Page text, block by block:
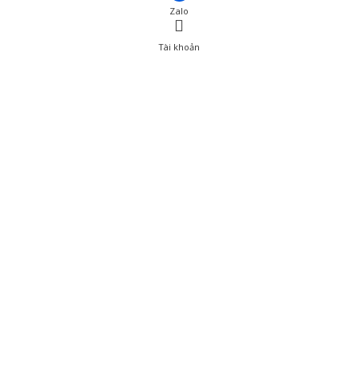
Zalo
Tài khoản